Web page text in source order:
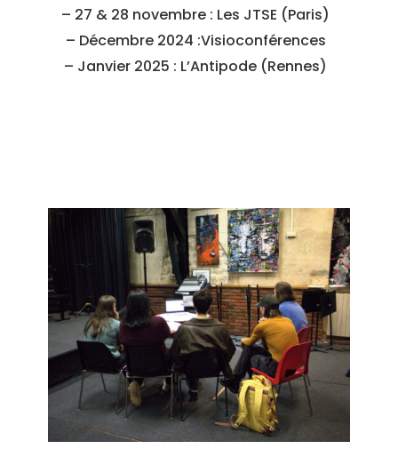
– 27 & 28 novembre : Les JTSE (Paris)
– Décembre 2024 :Visioconférences
– Janvier 2025 : L’Antipode (Rennes)